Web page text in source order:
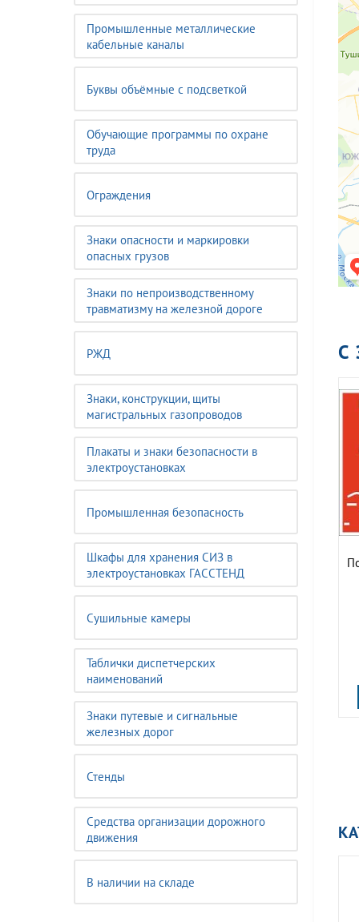
Промышленные металлические
кабельные каналы
Буквы объёмные с подсветкой
Обучающие программы по охране
труда
Ограждения
Знаки опасности и маркировки
опасных грузов
Знаки по непроизводственному
травматизму на железной дороге
РЖД
Знаки, конструкции, щиты
магистральных газопроводов
Плакаты и знаки безопасности в
электроустановках
Промышленная безопасность
Шкафы для хранения СИЗ в
электроустановках ГАССТЕНД
Сушильные камеры
Таблички диспетчерских
наименований
Знаки путевые и сигнальные
железных дорог
Стенды
Средства организации дорожного
движения
В наличии на складе
С